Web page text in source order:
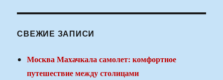
СВЕЖИЕ ЗАПИСИ
Москва Махачкала самолет: комфортное
путешествие между столицами